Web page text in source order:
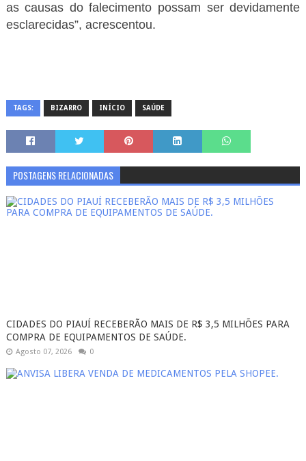
as causas do falecimento possam ser devidamente
esclarecidas”, acrescentou.
TAGS: BIZARRO INÍCIO SAÚDE
POSTAGENS RELACIONADAS
CIDADES DO PIAUÍ RECEBERÃO MAIS DE R$ 3,5 MILHÕES PARA
COMPRA DE EQUIPAMENTOS DE SAÚDE.
Agosto 07, 2026 0